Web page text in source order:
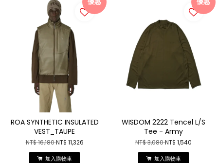
ROA SYNTHETIC INSULATED
VEST_TAUPE
NT$ 16,180NT$ 11,326
加入購物車
WISDOM 2222 Tencel L/S
Tee - Army
NT$ 3,080NT$ 1,540
加入購物車